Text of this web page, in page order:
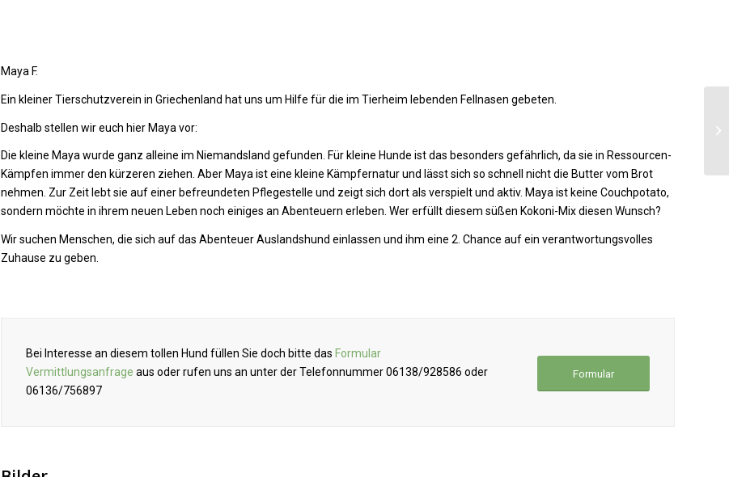
Maya F.
Ein kleiner Tierschutzverein in Griechenland hat uns um Hilfe für die im Tierheim lebenden Fellnasen gebeten.
Deshalb stellen wir euch hier Maya vor:
Die kleine Maya wurde ganz alleine im Niemandsland gefunden. Für kleine Hunde ist das besonders gefährlich, da sie in Ressourcen-
Kämpfen immer den kürzeren ziehen. Aber Maya ist eine kleine Kämpfernatur und lässt sich so schnell nicht die Butter vom Brot
nehmen. Zur Zeit lebt sie auf einer befreundeten Pflegestelle und zeigt sich dort als verspielt und aktiv. Maya ist keine Couchpotato,
sondern möchte in ihrem neuen Leben noch einiges an Abenteuern erleben. Wer erfüllt diesem süßen Kokoni-Mix diesen Wunsch?
Wir suchen Menschen, die sich auf das Abenteuer Auslandshund einlassen und ihm eine 2. Chance auf ein verantwortungsvolles
Zuhause zu geben.
Bei Interesse an diesem tollen Hund füllen Sie doch bitte das Formular
Vermittlungsanfrage aus oder rufen uns an unter der Telefonnummer 06138/928586 oder
06136/756897
Formular